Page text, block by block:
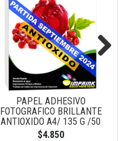
PAPEL ADHESIVO
FOTOGRAFICO BRILLANTE
ANTIOXIDO A4/ 135 G /50
HOJAS
$4.850
Next